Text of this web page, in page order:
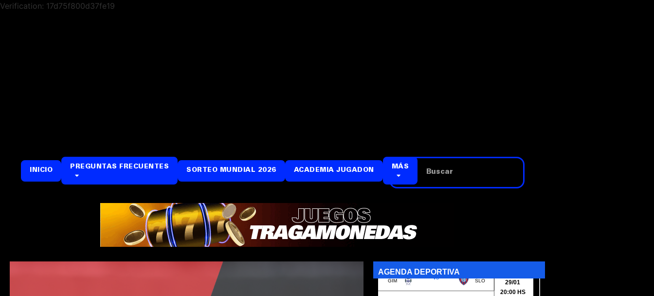
Verification: 17d75f800d37fe19
INICIO PREGUNTAS FRECUENTES SORTEO MUNDIAL 2026 ACADEMIA JUGADON MÁS